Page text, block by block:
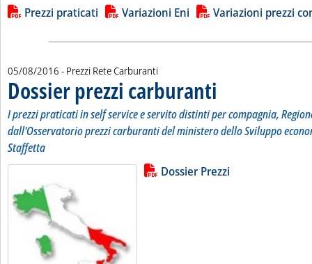
Lista allegati PDF alla notizia
Prezzi praticati Variazioni Eni Variazioni prezzi
05/08/2016 - Prezzi Rete Carburanti
Dossier prezzi carburanti
I prezzi praticati in self service e servito distinti per compagnia,
dall'Osservatorio prezzi carburanti del ministero dello Sviluppo
Staffetta
Leggi tutta la notizia: 'Dossier
Lista allegati PDF alla notizia
Dossier Prezzi